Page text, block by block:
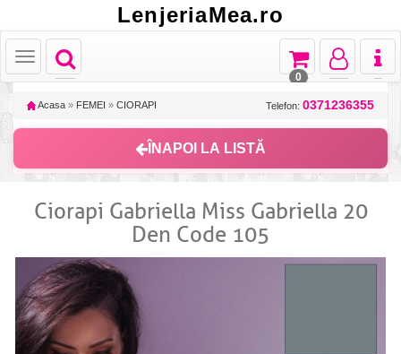
LenjeriaMea.ro
Toggle
navigation
Toggle
Toggle
navigation
Toggle
navigation
Toggle
navigation
0
Acasa » FEMEI » CIORAPI Telefon: 0371236355
ÎNAPOI LA LISTĂ
Ciorapi Gabriella Miss Gabriella 20
Den Code 105